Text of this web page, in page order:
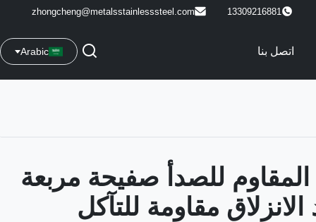
13309216881
zhongcheng@metalsstainlesssteel.com
اتصل بنا Arabic
المقاوم للصدأ صفيحة مربعة
مقاومة للتآكل